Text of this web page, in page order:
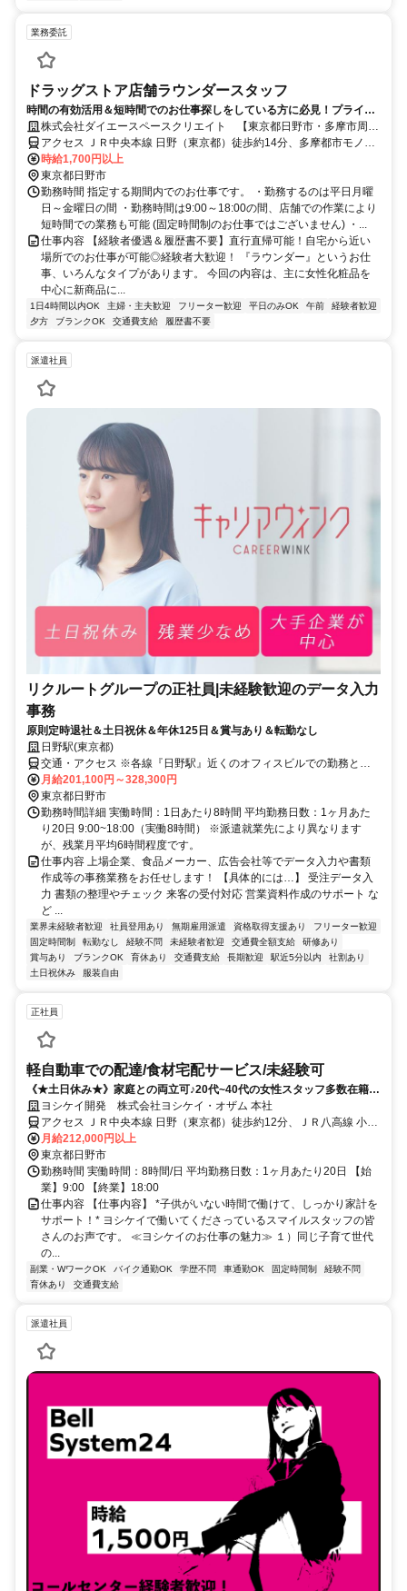
業務委託
ドラッグストア店舗ラウンダースタッフ
時間の有効活用＆短時間でのお仕事探しをしている方に必見！プライベ
ート重視のお仕事！
株式会社ダイエースペースクリエイト 【東京都日野市・多摩市周
辺】ラウンダー業務
アクセス ＪＲ中央本線 日野（東京都）徒歩約14分、多摩都市モノレ
ール線 甲州街道徒歩約25分、ＪＲ中央本線 豊田（東京都）南口徒歩
約28分 別途勤務店舗ごとにご案内
時給1,700円以上
東京都日野市
勤務時間 指定する期間内でのお仕事です。 ・勤務するのは平日月曜
日～金曜日の間 ・勤務時間は9:00～18:00の間、店舗での作業により
短時間での業務も可能 (固定時間制のお仕事ではございません) ・...
仕事内容 【経験者優遇＆履歴書不要】直行直帰可能！自宅から近い
場所でのお仕事が可能◎経験者大歓迎！ 『ラウンダー』というお仕
事、いろんなタイプがあります。 今回の内容は、主に女性化粧品を
中心に新商品に...
1日4時間以内OK 主婦・主夫歓迎 フリーター歓迎 平日のみOK 午前
経験者歓迎
夕方
ブランクOK 交通費支給 履歴書不要
派遣社員
リクルートグループの正社員|未経験歓迎のデータ入力
事務
原則定時退社＆土日祝休＆年休125日＆賞与あり＆転勤なし
日野駅(東京都)
交通・アクセス ※各線『日野駅』近くのオフィスビルでの勤務とな
ります
月給201,100円～328,300円
東京都日野市
勤務時間詳細 実働時間：1日あたり8時間 平均勤務日数：1ヶ月あた
り20日 9:00~18:00（実働8時間） ※派遣就業先により異なります
が、残業月平均6時間程度です。
仕事内容 上場企業、食品メーカー、広告会社等でデータ入力や書類
作成等の事務業務をお任せします！ 【具体的には…】 受注データ入
力 書類の整理やチェック 来客の受付対応 営業資料作成のサポート な
ど ...
業界未経験者歓迎 社員登用あり 無期雇用派遣 資格取得支援あり
フリーター歓迎
固定時間制
転勤なし 経験不問 未経験者歓迎 交通費全額支給
研修あり
賞与あり
ブランクOK 育休あり 交通費支給 長期歓迎 駅近5分以内
社割あり
土日祝休み
服装自由
正社員
軽自動車での配達/食材宅配サービス/未経験可
《★土日休み★》家庭との両立可♪20代~40代の女性スタッフ多数在籍中
♪
ヨシケイ開発 株式会社ヨシケイ・オザム 本社
アクセス ＪＲ中央本線 日野（東京都）徒歩約12分、ＪＲ八高線 小宮
北口徒歩約24分、多摩都市モノレール線 甲州街道徒歩約30分
月給212,000円以上
東京都日野市
勤務時間 実働時間：8時間/日 平均勤務日数：1ヶ月あたり20日 【始
業】9:00 【終業】18:00
仕事内容 【仕事内容】 *子供がいない時間で働けて、しっかり家計を
サポート！* ヨシケイで働いてくださっているスマイルスタッフの皆
さんのお声です。 ≪ヨシケイのお仕事の魅力≫ １）同じ子育て世代
の...
副業・WワークOK バイク通勤OK 学歴不問 車通勤OK 固定時間制
経験不問
育休あり
交通費支給
派遣社員